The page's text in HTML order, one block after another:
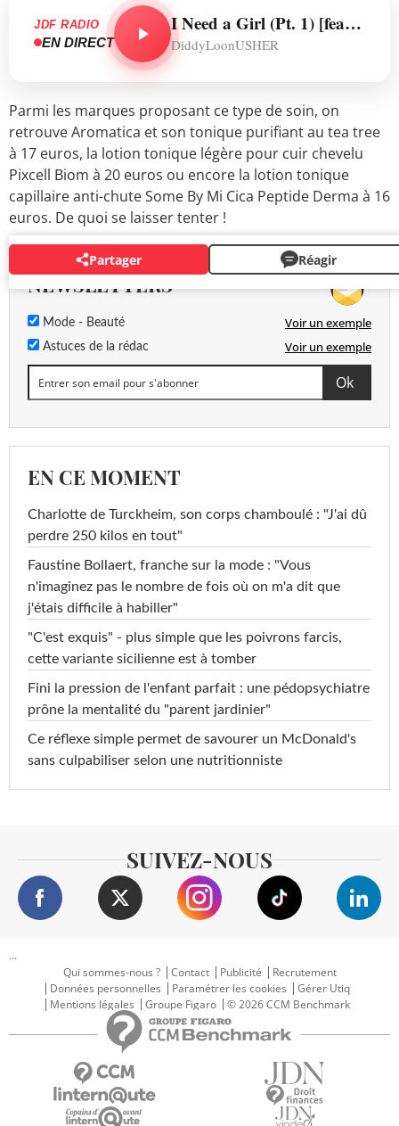
JDF RADIO
EN DIRECT
I Need a Girl (Pt. 1) [feat. Usher & Loon]
DiddyLoonUSHER
Parmi les marques proposant ce type de soin, on
retrouve Aromatica et son tonique purifiant au tea tree
à 17 euros, la lotion tonique légère pour cuir chevelu
Pixcell Biom à 20 euros ou encore la lotion tonique
capillaire anti-chute Some By Mi Cica Peptide Derma à 16
euros. De quoi se laisser tenter !
Partager Réagir
NEWSLETTERS
Mode - Beauté Voir un exemple
Astuces de la rédac Voir un exemple
EN CE MOMENT
Charlotte de Turckheim, son corps chamboulé : "J'ai dû
perdre 250 kilos en tout"
Faustine Bollaert, franche sur la mode : "Vous
n'imaginez pas le nombre de fois où on m'a dit que
j'étais difficile à habiller"
"C'est exquis" - plus simple que les poivrons farcis,
cette variante sicilienne est à tomber
Fini la pression de l'enfant parfait : une pédopsychiatre
prône la mentalité du "parent jardinier"
Ce réflexe simple permet de savourer un McDonald's
sans culpabiliser selon une nutritionniste
SUIVEZ-NOUS
...
Qui sommes-nous ?
Contact Publicité
Recrutement
Données personnelles
Paramétrer les cookies
Gérer Utiq
Mentions légales
Groupe Figaro © 2026 CCM Benchmark